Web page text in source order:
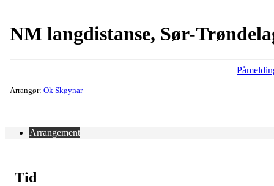
NM langdistanse, Sør-
Arrangør: Ok Skøynar
Arrangement
Tid